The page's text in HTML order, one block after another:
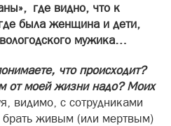
где видно, что к
была женщина и дети,
мужика…
что происходит?
от моей жизни надо? Моих
видимо, с сотрудниками
брать живым (или мертвым)